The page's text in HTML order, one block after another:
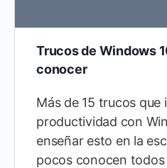
Trucos de Windows
conocer
Más de 15 trucos
productividad con
enseñar esto en la
pocos conocen